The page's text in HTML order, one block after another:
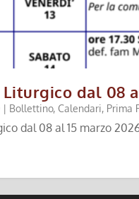
dal 08
| Bollettino,Calendari, Prima
dal 08 al 15 marzo